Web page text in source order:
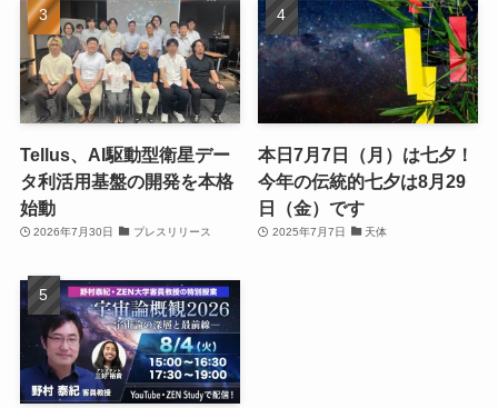
Tellus、AI駆動型衛星デー
タ利活用基盤の開発を本格
始動
2026年7月30日 プレスリリース
本日7月7日（月）は七夕！
今年の伝統的七夕は8月29
日（金）です
2025年7月7日 天体